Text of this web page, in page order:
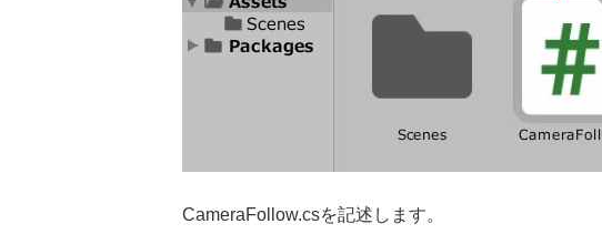
CameraFollow.csを記述します。